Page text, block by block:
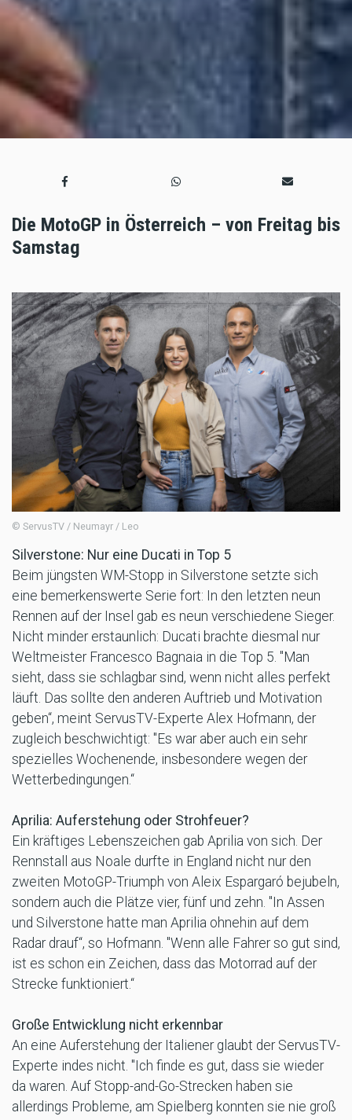
Die MotoGP in Österreich – von Freitag bis
Samstag
© ServusTV / Neumayr / Leo
Silverstone: Nur eine Ducati in Top 5
Beim jüngsten WM-Stopp in Silverstone setzte sich
eine bemerkenswerte Serie fort: In den letzten neun
Rennen auf der Insel gab es neun verschiedene Sieger.
Nicht minder erstaunlich: Ducati brachte diesmal nur
Weltmeister Francesco Bagnaia in die Top 5. "Man
sieht, dass sie schlagbar sind, wenn nicht alles perfekt
läuft. Das sollte den anderen Auftrieb und Motivation
geben“, meint ServusTV-Experte Alex Hofmann, der
zugleich beschwichtigt: "Es war aber auch ein sehr
spezielles Wochenende, insbesondere wegen der
Wetterbedingungen.“
Aprilia: Auferstehung oder Strohfeuer?
Ein kräftiges Lebenszeichen gab Aprilia von sich. Der
Rennstall aus Noale durfte in England nicht nur den
zweiten MotoGP-Triumph von Aleix Espargaró bejubeln,
sondern auch die Plätze vier, fünf und zehn. "In Assen
und Silverstone hatte man Aprilia ohnehin auf dem
Radar drauf“, so Hofmann. "Wenn alle Fahrer so gut sind,
ist es schon ein Zeichen, dass das Motorrad auf der
Strecke funktioniert.“
Große Entwicklung nicht erkennbar
An eine Auferstehung der Italiener glaubt der ServusTV-
Experte indes nicht. "Ich finde es gut, dass sie wieder
da waren. Auf Stopp-and-Go-Strecken haben sie
allerdings Probleme, am Spielberg konnten sie nie groß